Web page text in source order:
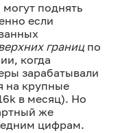
поднять
если
границ по
когда
зарабатывали
на крупные
в месяц). Но
же
цифрам.